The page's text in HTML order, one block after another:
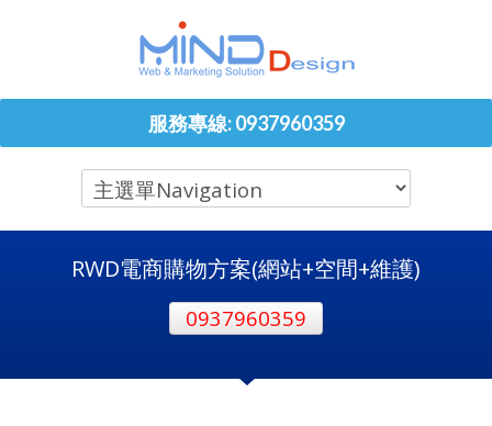
服務專線: 0937960359
RWD電商購物方案(網站+空間+維護)
0937960359